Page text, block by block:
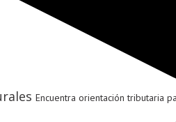
Encuentra orientación tributaria